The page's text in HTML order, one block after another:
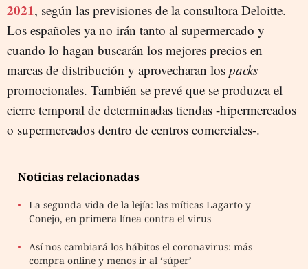
2021, según las previsiones de la consultora Deloitte.
Los españoles ya no irán tanto al supermercado y
cuando lo hagan buscarán los mejores precios en
marcas de distribución y aprovecharan los packs
promocionales. También se prevé que se produzca el
cierre temporal de determinadas tiendas -hipermercados
o supermercados dentro de centros comerciales-.
Noticias relacionadas
La segunda vida de la lejía: las míticas Lagarto y
Conejo, en primera línea contra el virus
Así nos cambiará los hábitos el coronavirus: más
compra online y menos ir al ‘súper’